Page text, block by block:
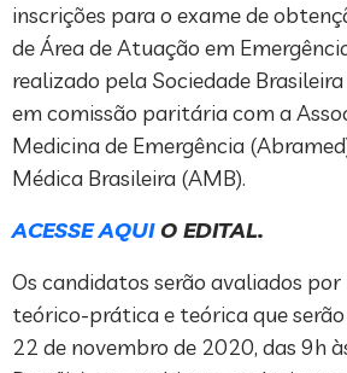
inscrições para o exame de
de Área de Atuação em
realizado pela Sociedade
em comissão paritária com a
Medicina de Emergência
Médica Brasileira (AMB).
ACESSE AQUIO EDITAL.
Os candidatos serão avaliados por
teórico-prática e teórica que
22 de novembro de 2020, das 9h